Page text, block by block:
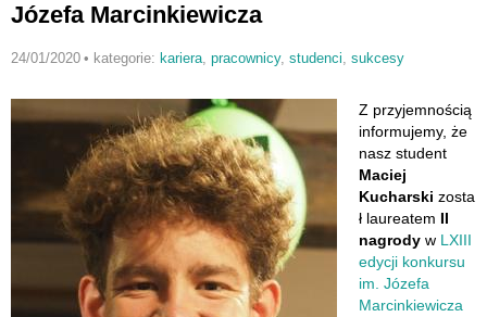
Józefa Marcinkiewicza
24/01/2020 • kategorie: kariera, pracownicy, studenci, sukcesy
Z przyjemnością
informujemy, że
nasz student
Maciej
Kucharski zosta
ł laureatem II
nagrody w LXIII
edycji konkursu
im. Józefa
Marcinkiewicza